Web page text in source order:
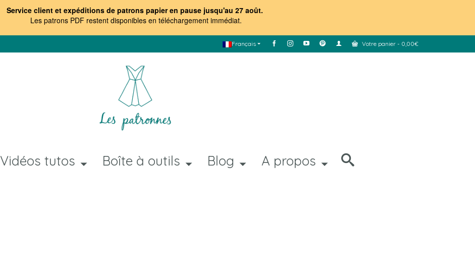
Service client et expéditions de patrons papier en pause jusqu'au 27 août.
Les patrons PDF restent disponibles en téléchargement immédiat.
Français Votre panier - 0,00€
Vidéos tutos Boîte à outils Blog A propos